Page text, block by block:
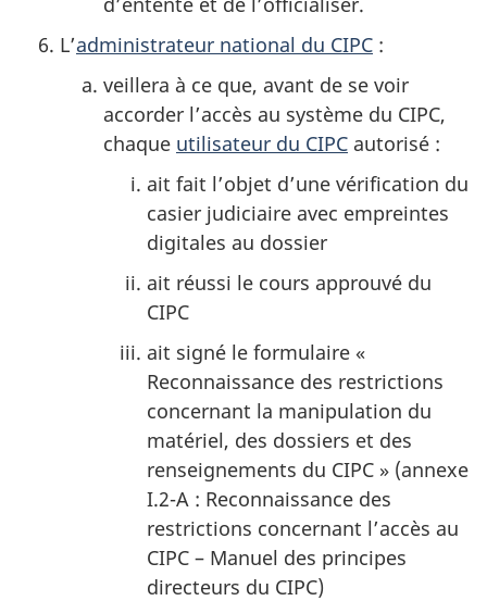
L’administrateur national du CIPC :
veillera à ce que, avant de se voir
accorder l’accès au système du CIPC,
chaque utilisateur du CIPC autorisé :
ait fait l’objet d’une vérification du
casier judiciaire avec empreintes
digitales au dossier
ait réussi le cours approuvé du
CIPC
ait signé le formulaire «
Reconnaissance des restrictions
concernant la manipulation du
matériel, des dossiers et des
renseignements du CIPC » (annexe
I.2-A : Reconnaissance des
restrictions concernant l’accès au
CIPC – Manuel des principes
directeurs du CIPC)